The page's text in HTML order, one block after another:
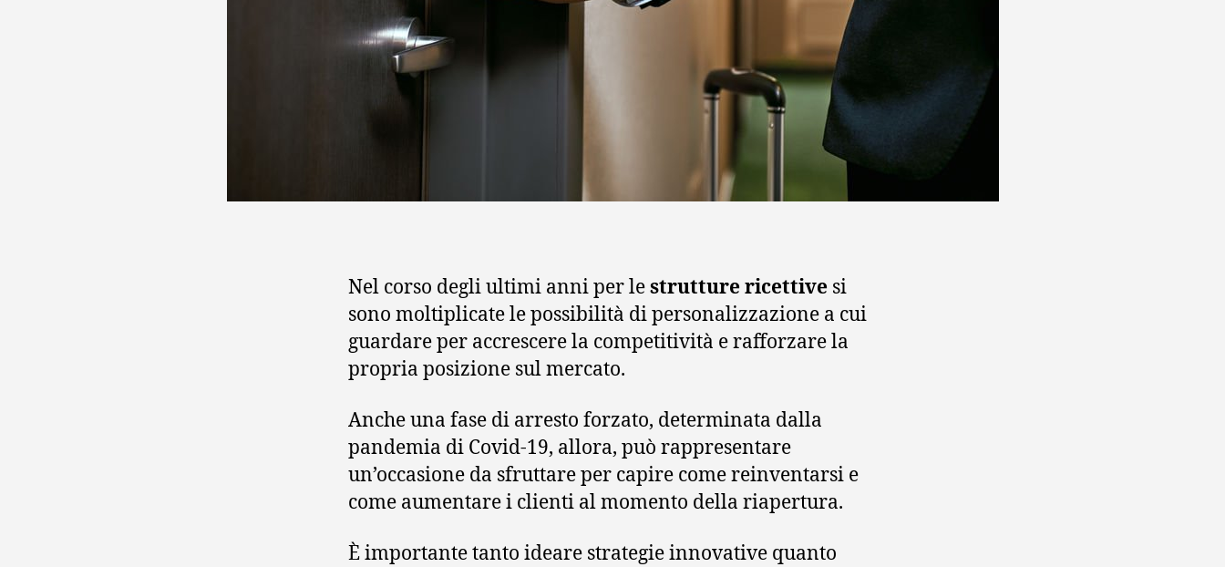
Nel corso degli ultimi anni per lestrutture ricettive si
sono moltiplicate le possibilità di personalizzazione a cui
guardare per accrescere la competitività e rafforzare la
propria posizione sul mercato.
Anche una fase di arresto forzato, determinata dalla
pandemia di Covid-19, allora, può rappresentare
un’occasione da sfruttare per capire come reinventarsi e
come aumentare i clienti al momento della riapertura.
È importante tanto ideare strategie innovative quanto